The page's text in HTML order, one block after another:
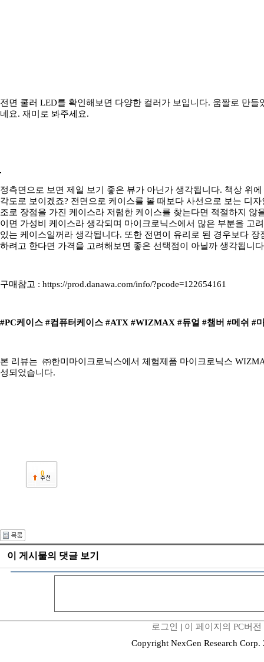
전면 쿨러 LED를 확인해보면 다양한 컬러가 보입니다. 움짤로 만
네요. 재미로 봐주세요.
정측면으로 보면 제일 보기 좋은 뷰가 아닌가 생각됩니다. 책상 위
각도로 보이겠죠? 전면으로 케이스를 볼 때보다 사선으로 보는 디
조로 장점을 가진 케이스라 저렴한 케이스를 찾는다면 적절하지 않
이면 가성비 케이스라 생각되며 마이크로닉스에서 많은 부분을 고
있는 케이스일꺼라 생각됩니다. 또한 전면이 유리로 된 경우보다
하려고 한다면 가격을 고려해보면 좋은 선택점이 아닐까 생각됩니
구매참고 : https://prod.danawa.com/info/?pcode=122654161
#PC케이스 #컴퓨터케이스 #ATX #WIZMAX #듀얼 #챔버 #메쉬 #
본 리뷰는 ㈜한미마이크로닉스에서 체험제품 마이크로닉스
성되었습니다.
0
이 게시물의 댓글 보기
로그인 | 이 페이지의 PC버전
Copyright NexGen Research Corp.